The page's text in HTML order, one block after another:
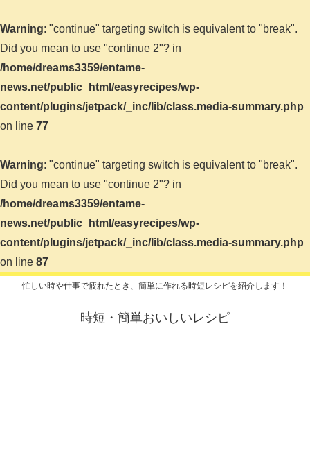
Warning: "continue" targeting switch is equivalent to "break".
Did you mean to use "continue 2"? in
/home/dreams3359/entame-
news.net/public_html/easyrecipes/wp-
content/plugins/jetpack/_inc/lib/class.media-summary.php
on line 77
Warning: "continue" targeting switch is equivalent to "break".
Did you mean to use "continue 2"? in
/home/dreams3359/entame-
news.net/public_html/easyrecipes/wp-
content/plugins/jetpack/_inc/lib/class.media-summary.php
on line 87
忙しい時や仕事で疲れたとき、簡単に作れる時短レシピを紹介します！
時短・簡単おいしいレシピ